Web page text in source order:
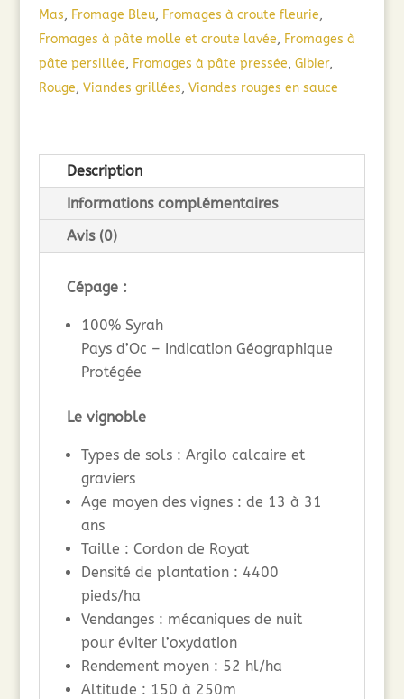
Mas, Fromage Bleu, Fromages à croute fleurie,
Fromages à pâte molle et croute lavée, Fromages à
pâte persillée, Fromages à pâte pressée, Gibier,
Rouge, Viandes grillées, Viandes rouges en sauce
Description
Informations complémentaires
Avis (0)
Cépage :
100% Syrah
Pays d’Oc – Indication Géographique
Protégée
Le vignoble
Types de sols : Argilo calcaire et
graviers
Age moyen des vignes : de 13 à 31
ans
Taille : Cordon de Royat
Densité de plantation : 4400
pieds/ha
Vendanges : mécaniques de nuit
pour éviter l’oxydation
Rendement moyen : 52 hl/ha
Altitude : 150 à 250m